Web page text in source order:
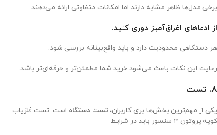
برخی مدل‌ها ظاهر مشابه دارند اما امکانات متفاوتی ارائه می‌دهند.
از ادعاهای اغراق‌آمیز دوری کنید.
هر دستگاهی محدودیت دارد و باید واقع‌بینانه بررسی شود.
رعایت این نکات باعث می‌شود خرید شما مطمئن‌تر و حرفه‌ای‌تر باشد.
8. تست
یکی از مهم‌ترین بخش‌ها برای کاربران، تست دستگاه است. تست فلزیاب
کوپه پروتون ۴ سنسور باید در شرایط